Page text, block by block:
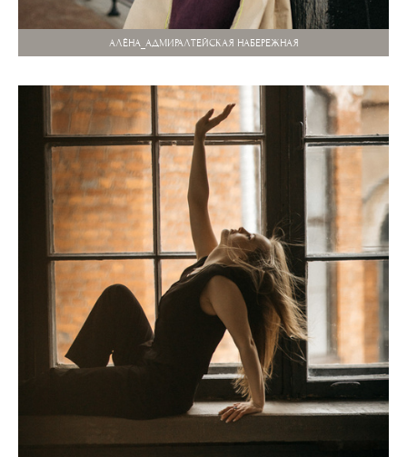
АЛЁНА_АДМИРАЛТЕЙСКАЯ НАБЕРЕЖНАЯ